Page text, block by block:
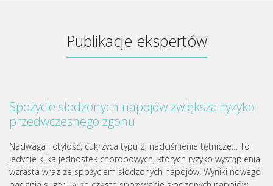
Publikacje ekspertów
Spożycie słodzonych napojów zwiększa ryzyko
przedwczesnego zgonu
Nadwaga i otyłość, cukrzyca typu 2, nadciśnienie tętnicze… To
jedynie kilka jednostek chorobowych, których ryzyko wystąpienia
wzrasta wraz ze spożyciem słodzonych napojów. Wyniki nowego